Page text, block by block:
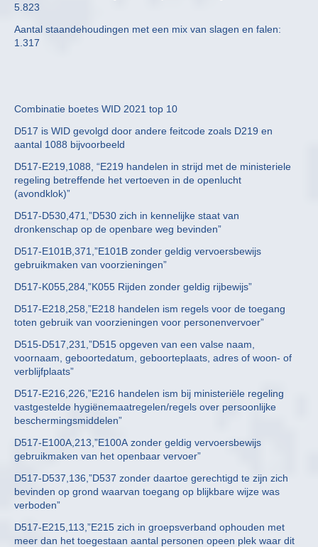
5.823
Aantal staandehoudingen met een mix van slagen en falen:
1.317
Combinatie boetes WID 2021 top 10
D517 is WID gevolgd door andere feitcode zoals D219 en
aantal 1088 bijvoorbeeld
D517-E219,1088, “E219 handelen in strijd met de ministeriele
regeling betreffende het vertoeven in de openlucht
(avondklok)”
D517-D530,471,”D530 zich in kennelijke staat van
dronkenschap op de openbare weg bevinden”
D517-E101B,371,”E101B zonder geldig vervoersbewijs
gebruikmaken van voorzieningen”
D517-K055,284,”K055 Rijden zonder geldig rijbewijs”
D517-E218,258,”E218 handelen ism regels voor de toegang
toten gebruik van voorzieningen voor personenvervoer”
D515-D517,231,”D515 opgeven van een valse naam,
voornaam, geboortedatum, geboorteplaats, adres of woon- of
verblijfplaats”
D517-E216,226,”E216 handelen ism bij ministeriële regeling
vastgestelde hygiënemaatregelen/regels over persoonlijke
beschermingsmiddelen”
D517-E100A,213,”E100A zonder geldig vervoersbewijs
gebruikmaken van het openbaar vervoer”
D517-D537,136,”D537 zonder daartoe gerechtigd te zijn zich
bevinden op grond waarvan toegang op blijkbare wijze was
verboden”
D517-E215,113,”E215 zich in groepsverband ophouden met
meer dan het toegestaan aantal personen opeen plek waar dit